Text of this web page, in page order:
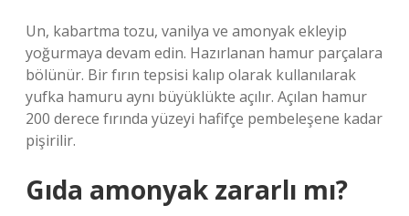
Un, kabartma tozu, vanilya ve amonyak ekleyip
yoğurmaya devam edin. Hazırlanan hamur parçalara
bölünür. Bir fırın tepsisi kalıp olarak kullanılarak
yufka hamuru aynı büyüklükte açılır. Açılan hamur
200 derece fırında yüzeyi hafifçe pembeleşene kadar
pişirilir.
Gıda amonyak zararlı mı?